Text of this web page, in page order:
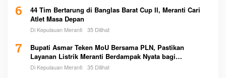
6
44 Tim Bertarung di Banglas Barat Cup II, Meranti Cari
Atlet Masa Depan
Di Kepulauan Meranti 35 Dilihat
7
Bupati Asmar Teken MoU Bersama PLN, Pastikan
Layanan Listrik Meranti Berdampak Nyata bagi
Masyarakat
Di Kepulauan Meranti 35 Dilihat